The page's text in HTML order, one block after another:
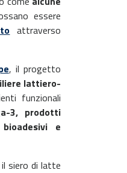
essere
attraverso
, il progetto
lattiero-
funzionali
3, prodotti
e
siero di latte